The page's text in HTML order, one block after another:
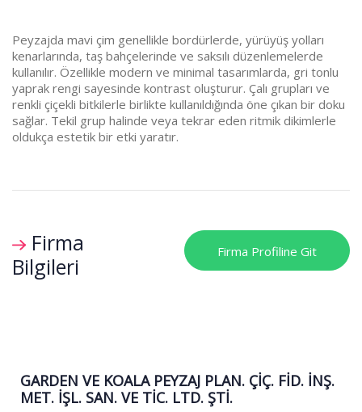
Peyzajda mavi çim genellikle bordürlerde, yürüyüş yolları
kenarlarında, taş bahçelerinde ve saksılı düzenlemelerde
kullanılır. Özellikle modern ve minimal tasarımlarda, gri tonlu
yaprak rengi sayesinde kontrast oluşturur. Çalı grupları ve
renkli çiçekli bitkilerle birlikte kullanıldığında öne çıkan bir doku
sağlar. Tekil grup halinde veya tekrar eden ritmik dikimlerle
oldukça estetik bir etki yaratır.
Firma
Bilgileri
Firma Profiline Git
GARDEN VE KOALA PEYZAJ PLAN. ÇİÇ. FİD. İNŞ.
MET. İŞL. SAN. VE TİC. LTD. ŞTİ.